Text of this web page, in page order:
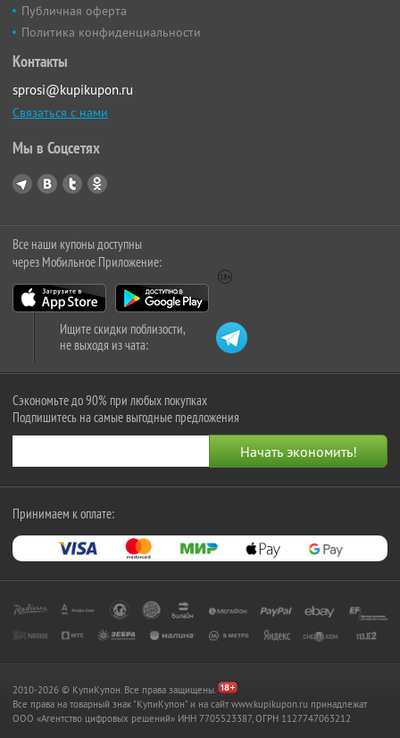
Публичная оферта
Политика конфиденциальности
Контакты
sprosi@kupikupon.ru
Связаться с нами
Мы в Соцсетях
Все наши купоны доступны
через Мобильное Приложение:
Ищите скидки поблизости,
не выходя из чата:
Сэкономьте до 90% при любых покупках
Подпишитесь на самые выгодные предложения
Принимаем к оплате:
2010-2026 © КупиКупон. Все права защищены.
Все права на товарный знак "КупиКупон" и на сайт www.kupikupon.ru принадлежат
OOO «Агентство цифровых решений» ИНН 7705523387, ОГРН 1127747063212